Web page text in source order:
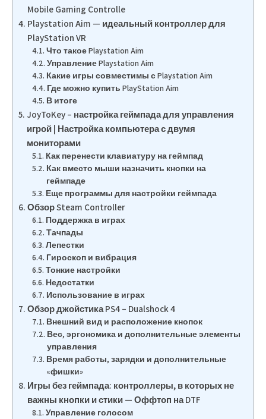
Mobile Gaming Controlle
Playstation Aim — идеальный контроллер для
PlayStation VR
Что такое Playstation Aim
Управление Playstation Aim
Какие игры совместимы с Playstation Aim
Где можно купить PlayStation Aim
В итоге
JoyToKey – настройка геймпада для управления
игрой | Настройка компьютера с двумя
мониторами
Как перенести клавиатуру на геймпад
Как вместо мыши назначить кнопки на
геймпаде
Еще программы для настройки геймпада
Обзор Steam Controller
Поддержка в играх
Тачпады
Лепестки
Гироскоп и вибрация
Тонкие настройки
Недостатки
Использование в играх
Обзор джойстика PS4 – Dualshock 4
Внешний вид и расположение кнопок
Вес, эргономика и дополнительные элементы
управления
Время работы, зарядки и дополнительные
«фишки»
Игры без геймпада: контроллеры, в которых не
важны кнопки и стики — Оффтоп на DTF
Управление голосом